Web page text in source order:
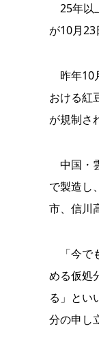
25年以
が10月23
昨年10
おける紅
が規制さ
中国・
で製造し
市、信川
「今で
める仮処
る」とい
分の申し